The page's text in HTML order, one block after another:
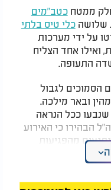
ממטחכטב"מים
שלושהכלי טיס בלתי
על ידי מערכות
ואילו אחד הצליח
התעופה.
הסמוכים לגבול
ובאר מילכה.
שנבעו ככל הנראה
הבהירו כי האירוע
מהפגיעות